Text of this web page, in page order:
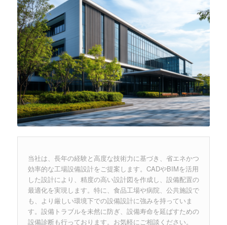
当社は、長年の経験と高度な技術力に基づき、省エネかつ
効率的な工場設備設計をご提案します。CADやBIMを活用
した設計により、精度の高い設計図を作成し、設備配置の
最適化を実現します。特に、食品工場や病院、公共施設で
も、より厳しい環境下での設備設計に強みを持っていま
す。設備トラブルを未然に防ぎ、設備寿命を延ばすための
設備診断も行っております。お気軽にご相談ください。